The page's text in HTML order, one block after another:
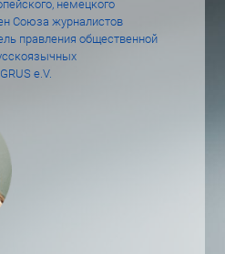
немецкого
Союза журналистов
правления общественной
e.V.